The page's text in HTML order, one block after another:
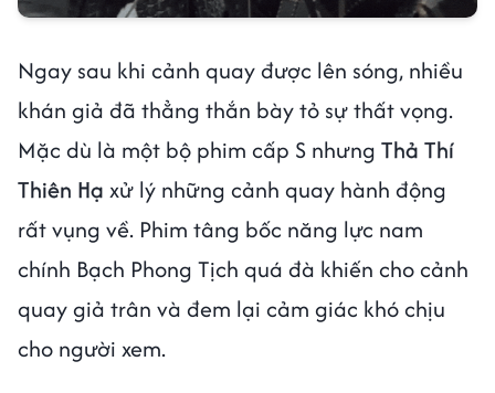
Ngay sau khi cảnh quay được lên sóng, nhiều
khán giả đã thẳng thắn bày tỏ sự thất vọng.
Mặc dù là một bộ phim cấp S nhưng Thả Thí
Thiên Hạ xử lý những cảnh quay hành động
rất vụng về. Phim tâng bốc năng lực nam
chính Bạch Phong Tịch quá đà khiến cho cảnh
quay giả trân và đem lại cảm giác khó chịu
cho người xem.